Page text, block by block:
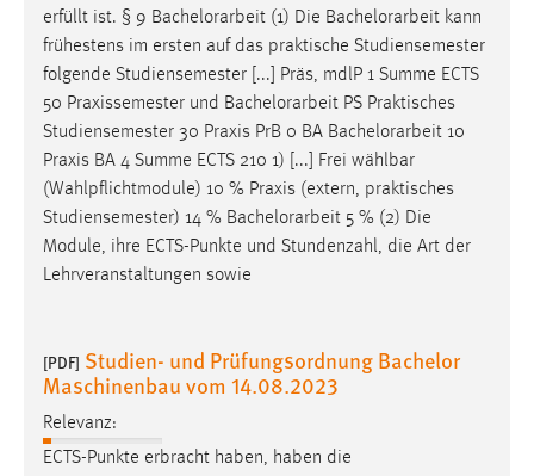
erfüllt ist. § 9 Bachelorarbeit (1) Die Bachelorarbeit kann
frühestens im ersten auf das praktische Studiensemester
folgende Studiensemester [...] Präs, mdlP 1 Summe ECTS
50 Praxissemester und Bachelorarbeit PS Praktisches
Studiensemester 30 Praxis PrB 0 BA Bachelorarbeit 10
Praxis BA 4 Summe ECTS 210 1) [...] Frei wählbar
(Wahlpflichtmodule) 10 % Praxis (extern, praktisches
Studiensemester) 14 % Bachelorarbeit 5 % (2) Die
Module, ihre ECTS-Punkte und Stundenzahl, die Art der
Lehrveranstaltungen sowie
[PDF] Studien- und Prüfungsordnung Bachelor
Maschinenbau vom 14.08.2023
Relevanz:
ECTS-Punkte erbracht haben, haben die